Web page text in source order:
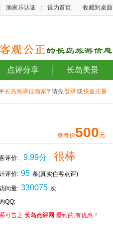
渔家乐认证 设为首页 收藏到桌面
点评分享 长岛美景
长岛海驿佳渔家? 请先登录或快速注册
参考价500元
评价: 9.99分 很棒
评价: 95 条(真实住客点评)
问量: 330075 次
QQ:
可告之 长岛点评网 看到的,有优惠！